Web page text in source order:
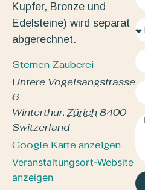
Kupfer, Bronze und
Edelsteine) wird separat
abgerechnet.
Sternen Zauberei
Untere Vogelsangstrasse
6
Winterthur, Zürich8400
Switzerland
Google Karte anzeigen
Veranstaltungsort-Website
anzeigen